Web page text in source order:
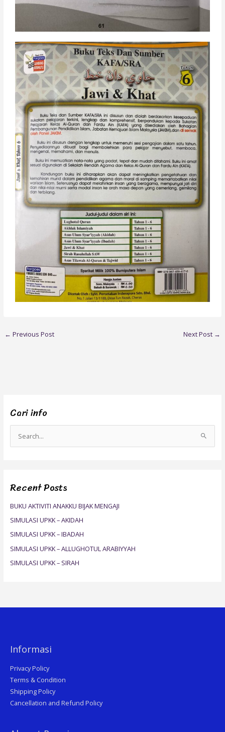
Cari info
e
c
o
r
:
Recent Posts
BUKU AKTIVITI ANAKKU BIJAK MENGAJI
SIMULASI UPKK – AKIDAH
SIMULASI UPKK – IBADAH
SIMULASI UPKK – ALLUGHOTUL ARABIYYAH
SIMULASI UPKK – SIRAH
← Previous Post Next Post →
Informasi
Privacy Policy
Terms & Condition
Shipping Policy
Cancellation and Refund Policy